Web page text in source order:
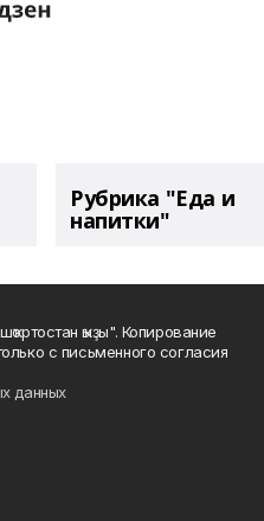
Рубрика "Еда и
напитки"
ҡыҙы". Копирование
с письменного согласия
данных